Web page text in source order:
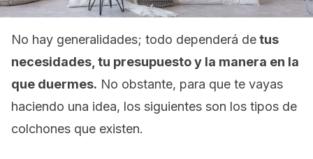
No hay generalidades; todo dependerá detus
necesidades, tu presupuesto y la manera en la
que duermes. No obstante, para que te vayas
haciendo una idea, los siguientes son los tipos de
colchones que existen.